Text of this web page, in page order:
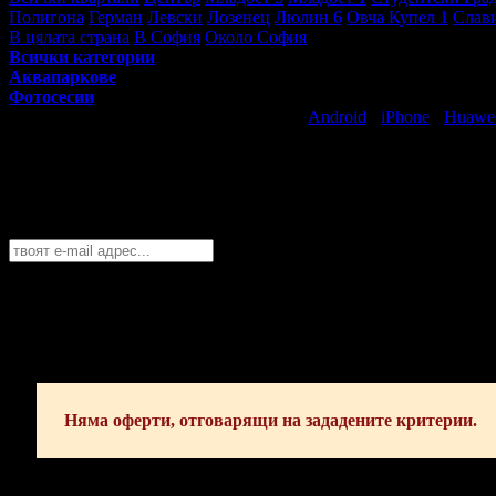
Полигона Герман Левски Лозенец Люлин 6 Овча Купел 1
В цялата страна В София Около София
Всички категории
Аквапаркове
Фотосесии
Android iPhone
Няма оферти, отговарящи на зададените критерии.